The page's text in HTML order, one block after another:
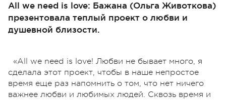
All we need is love: Бажана (Ольга Животкова)
презентовала теплый проект о любви и
душевной близости.
«All we need is love! Любви не бывает много, я
сделала этот проект, чтобы в наше непростое
время еще раз напомнить о том, что нет ничего
важнее любви и любимых людей. Сквозь время и